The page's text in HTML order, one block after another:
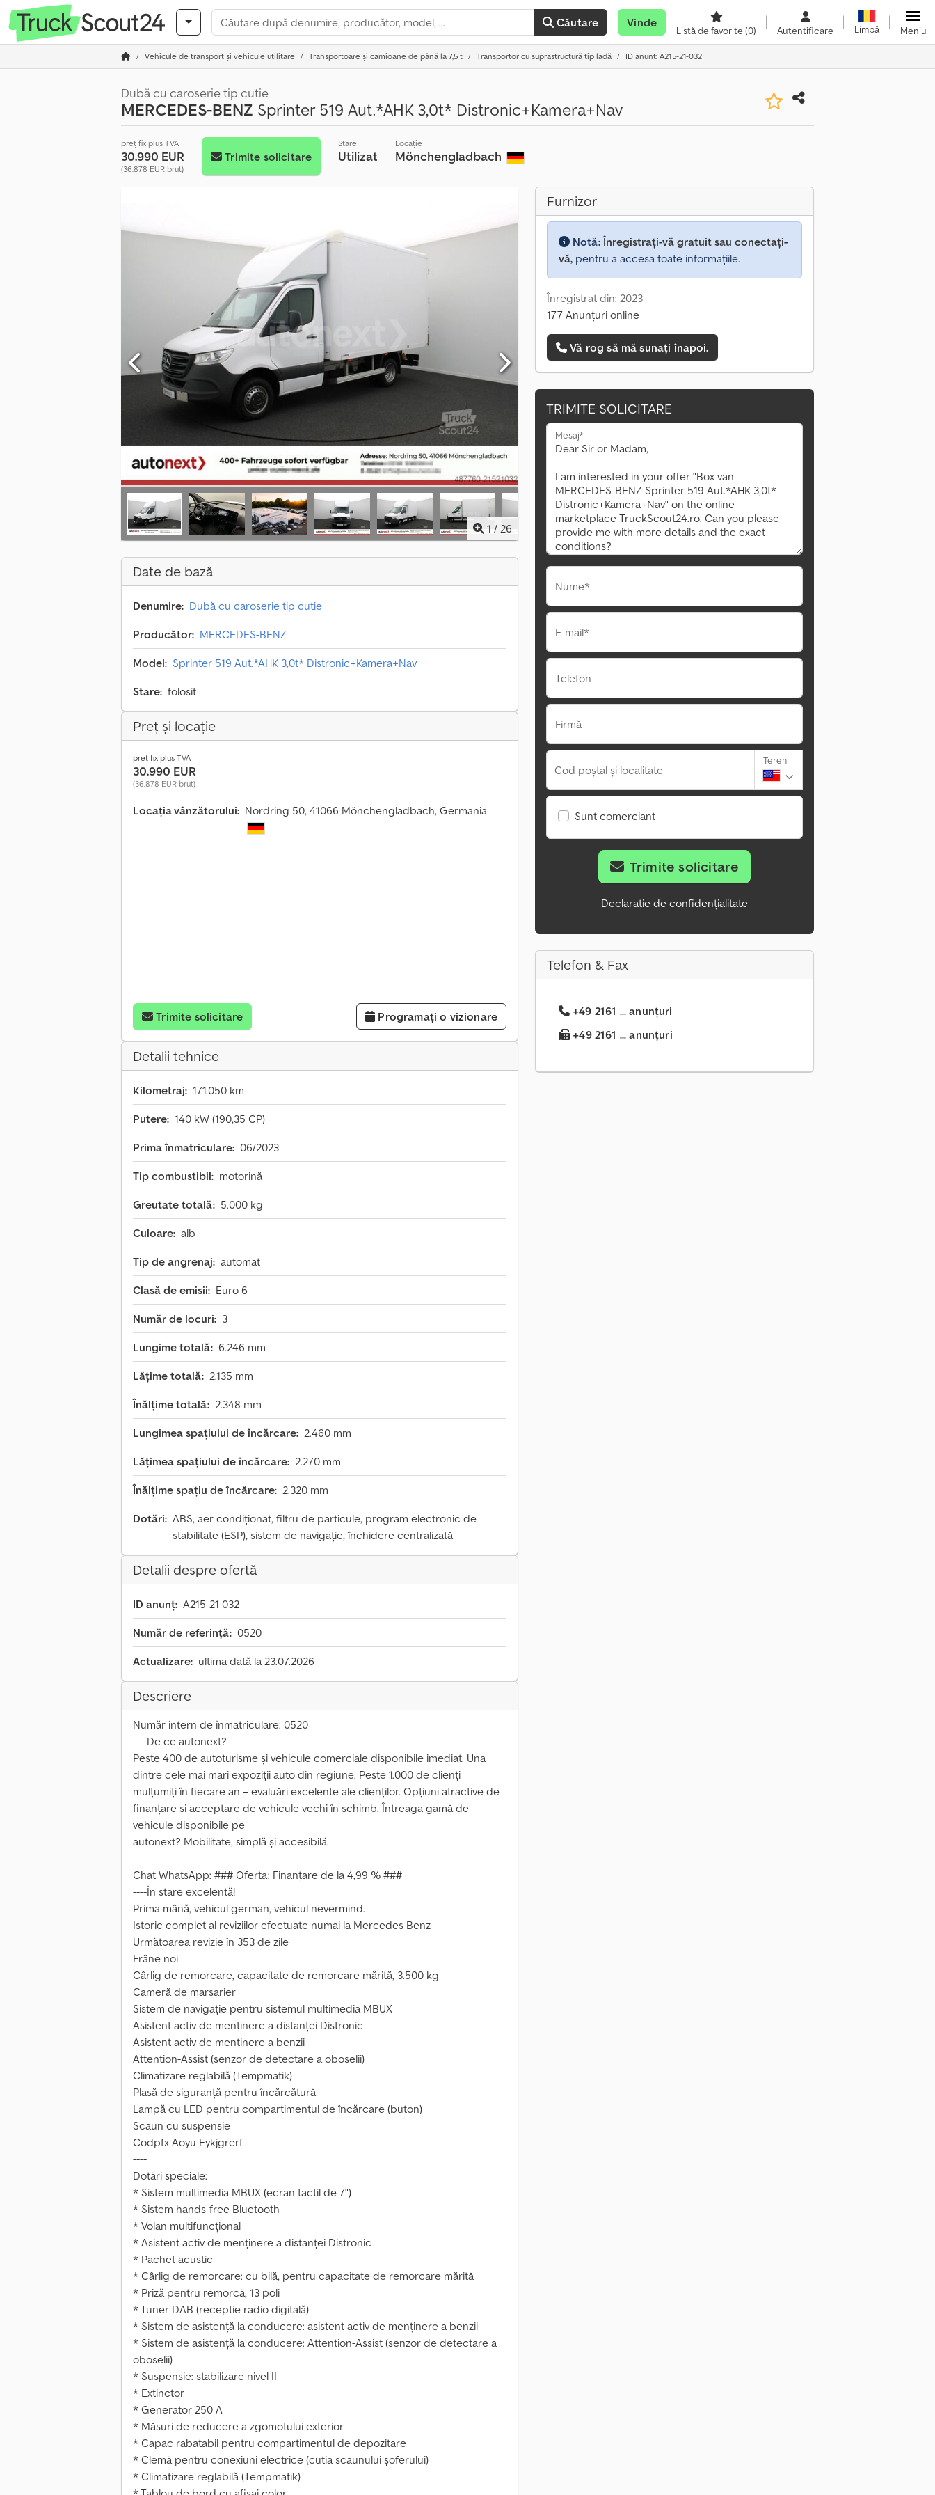
Căutare Vinde
Listă de favorite(0) Autentificare Limbă Meniu
Vehicule de transport şi vehicule utilitare Transportoare și camioane de până la 7,5 t Transportor cu suprastructură tip ladă ID anunț: A215-21-032
Dubă cu caroserie tip cutie
MERCEDES-BENZ Sprinter 519 Aut.*AHK 3,0t* Distronic+Kamera+Nav
preț fix plus TVA
30.990 EUR
(36.878 EUR brut)
Trimite solicitare
Stare
Utilizat
Locație
Mönchengladbach
1 / 26
Date de bază
Denumire: Dubă cu caroserie tip cutie
Producător: MERCEDES-BENZ
Model: Sprinter 519 Aut.*AHK 3,0t* Distronic+Kamera+Nav
Stare: folosit
Preț și locație
preț fix plus TVA
30.990 EUR
(36.878 EUR brut)
Locația vânzătorului: Nordring 50, 41066 Mönchengladbach, Germania
Trimite solicitare Programați o vizionare
Detalii tehnice
Kilometraj: 171.050 km
Putere: 140 kW (190,35 CP)
Prima înmatriculare: 06/2023
Tip combustibil: motorină
Greutate totală: 5.000 kg
Culoare: alb
Tip de angrenaj: automat
Clasă de emisii: Euro 6
Număr de locuri: 3
Lungime totală: 6.246 mm
Lățime totală: 2.135 mm
Înălțime totală: 2.348 mm
Lungimea spațiului de încărcare: 2.460 mm
Lățimea spațiului de încărcare: 2.270 mm
Înălțime spațiu de încărcare: 2.320 mm
Dotări: ABS, aer condiționat, filtru de particule, program electronic de
stabilitate (ESP), sistem de navigație, închidere centralizată
Detalii despre ofertă
ID anunț: A215-21-032
Număr de referință: 0520
Actualizare: ultima dată la 23.07.2026
Descriere
Număr intern de înmatriculare: 0520
----De ce autonext?
Peste 400 de autoturisme și vehicule comerciale disponibile imediat. Una
dintre cele mai mari expoziții auto din regiune. Peste 1.000 de clienți
mulțumiți în fiecare an – evaluări excelente ale clienților. Opțiuni atractive de
finanțare și acceptare de vehicule vechi în schimb. Întreaga gamă de
vehicule disponibile pe
autonext? Mobilitate, simplă și accesibilă.
Chat WhatsApp: ### Oferta: Finanțare de la 4,99 % ###
----În stare excelentă!
Prima mână, vehicul german, vehicul nevermind.
Istoric complet al reviziilor efectuate numai la Mercedes Benz
Următoarea revizie în 353 de zile
Frâne noi
Cârlig de remorcare, capacitate de remorcare mărită, 3.500 kg
Cameră de marșarier
Sistem de navigație pentru sistemul multimedia MBUX
Asistent activ de menținere a distanței Distronic
Asistent activ de menținere a benzii
Attention-Assist (senzor de detectare a oboselii)
Climatizare reglabilă (Tempmatik)
Plasă de siguranță pentru încărcătură
Lampă cu LED pentru compartimentul de încărcare (buton)
Scaun cu suspensie
Codpfx Aoyu Eykjgrerf
----
Dotări speciale:
* Sistem multimedia MBUX (ecran tactil de 7")
* Sistem hands-free Bluetooth
* Volan multifuncțional
* Asistent activ de menținere a distanței Distronic
* Pachet acustic
* Cârlig de remorcare: cu bilă, pentru capacitate de remorcare mărită
* Priză pentru remorcă, 13 poli
* Tuner DAB (receptie radio digitală)
* Sistem de asistență la conducere: asistent activ de menținere a benzii
* Sistem de asistență la conducere: Attention-Assist (senzor de detectare a
oboselii)
* Suspensie: stabilizare nivel II
* Extinctor
* Generator 250 A
* Măsuri de reducere a zgomotului exterior
* Capac rabatabil pentru compartimentul de depozitare
* Clemă pentru conexiuni electrice (cutia scaunului șoferului)
* Climatizare reglabilă (Tempmatik)
Furnizor
Notă:Înregistrați-vă gratuit sau conectați-
vă, pentru a accesa toate informațiile.
Înregistrat din: 2023
177 Anunțuri online
Vă rog să mă sunați înapoi.
TRIMITE SOLICITARE
Mesaj*
Nume*
E-mail*
Telefon
Firmă
Cod poștal și localitate
Teren
Sunt comerciant
Trimite solicitare
Declarație de confidențialitate
Telefon & Fax
+49 2161 ... anunțuri
+49 2161 ... anunțuri